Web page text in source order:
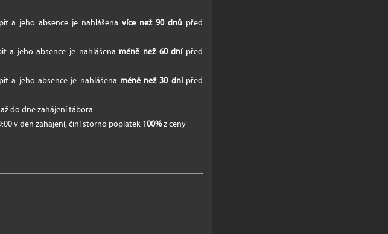
a jeho absence je nahlášenavíce než 90 dnů před
jeho absence je nahlášena méně než 60 dnípřed
a jeho absence je nahlášena méně než 30 dnípřed
do dne zahájení tábora
v den zahajení, činí storno poplatek100%z ceny